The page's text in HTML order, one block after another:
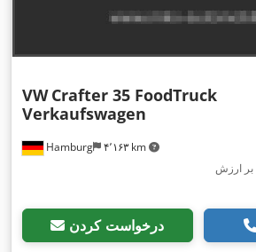
Hamburg ۴٬۱۶۳ km
VW Crafter 35 FoodTruck
Verkaufswagen
بر ارزش
درخواست کردن